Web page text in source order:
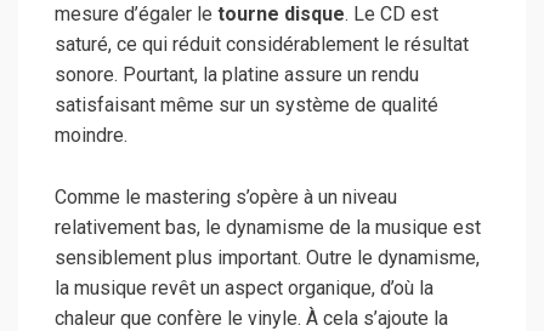
mesure d’égaler le tourne disque. Le CD est
saturé, ce qui réduit considérablement le résultat
sonore. Pourtant, la platine assure un rendu
satisfaisant même sur un système de qualité
moindre.
Comme le mastering s’opère à un niveau
relativement bas, le dynamisme de la musique est
sensiblement plus important. Outre le dynamisme,
la musique revêt un aspect organique, d’où la
chaleur que confère le vinyle. À cela s’ajoute la